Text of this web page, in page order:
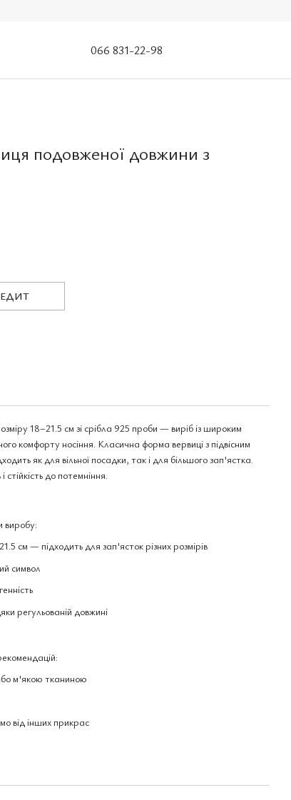
066 831-22-98
подовженої довжини з
18–21.5 см зі срібла 925 проби — виріб із широким
комфорту носіння. Класична форма вервиці з підвісним
як для вільної посадки, так і для більшого зап'ястка.
до потемніння.
виробу:
см — підходить для зап'ясток різних розмірів
символ
регульованій довжині
м'якою тканиною
від інших прикрас